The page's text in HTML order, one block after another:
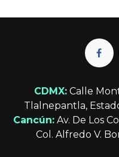
CDMX: Calle
Tlalnepantla,
Cancún: Av. De Los
Col. Alfredo V.